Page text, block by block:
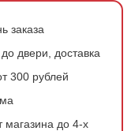
заказа
двери, доставка
300 рублей
магазина до 4-х